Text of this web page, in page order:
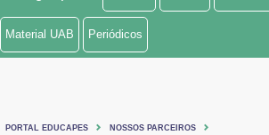
Ministério de Minas e Energia
Material UAB Periódicos
PORTAL EDUCAPES
NOSSOS PARCEIROS